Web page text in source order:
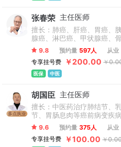
张春荣 主任医师
擅长：肺癌、肝癌、胃癌、
腺癌、淋巴癌、甲状腺癌、
宫颈癌、子宫癌、贲门癌、
宫肌瘤、甲状腺结节、乳腺
9.8 预约量 597人 从业
专享挂号费
￥200.00 ￥
医保 中医
多点执业
胡国臣 主任医师
擅长：中医药治疗肺结节、
节、胃肠息肉等癌前病变疾
瘤、乳腺癌、食道癌、胃癌
对中晚期肿瘤病人经中医扶
解了病人的痛苦，提高了机
9.6 预约量 375人 从业
专享挂号费
￥100.00 ￥